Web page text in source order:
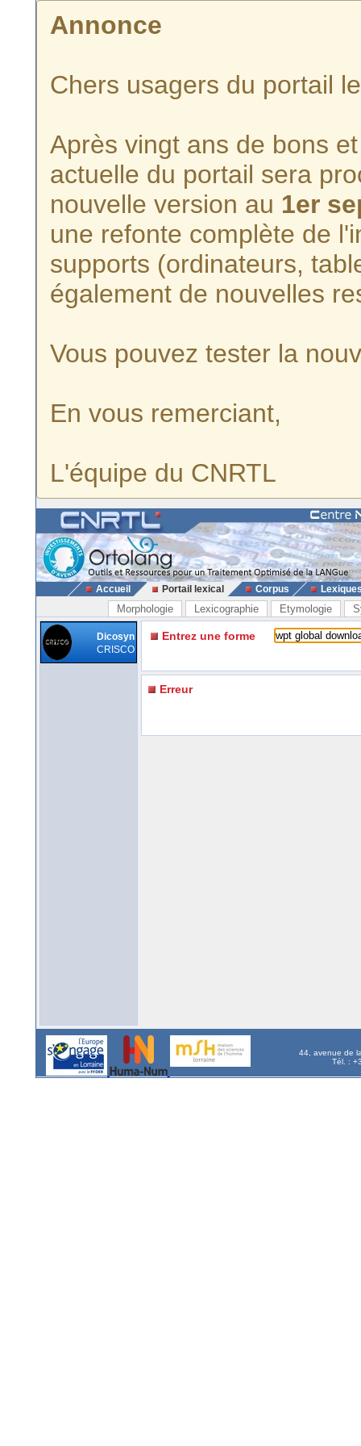
Annonce
Chers usagers du portail
Après vingt ans de bons
actuelle du portail sera
nouvelle version au 1er
une refonte complète de
supports (ordinateurs,
également de nouvelles
Vous pouvez tester la
En vous remerciant,
L'équipe du CNRTL
Accueil Portail lexical Corpus
Morphologie Lexicographie Etymologie
Dicosyn
CRISCO
Entrez une forme
Erreur
44, avenue de
Tél. :